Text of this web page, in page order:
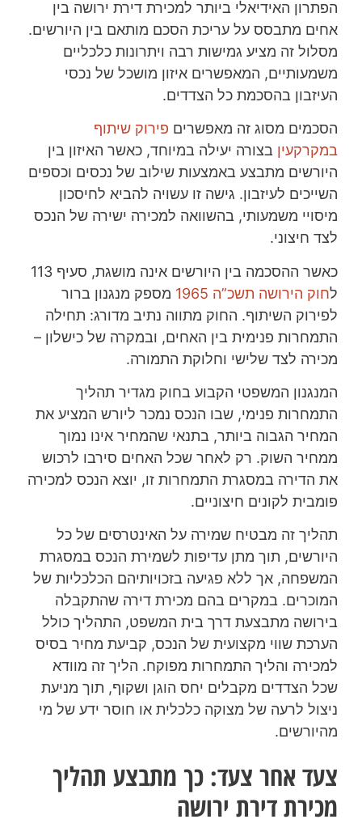
הפתרון האידיאלי ביותר למכירת דירת ירושה בין
אחים מתבסס על עריכת הסכם מותאם בין היורשים.
מסלול זה מציע גמישות רבה ויתרונות כלכליים
משמעותיים, המאפשרים איזון מושכל של נכסי
העיזבון בהסכמת כל הצדדים.
הסכמים מסוג זה מאפשרים פירוק שיתוף
במקרקעין בצורה יעילה במיוחד, כאשר האיזון בין
היורשים מתבצע באמצעות שילוב של נכסים וכספים
השייכים לעיזבון. גישה זו עשויה להביא לחיסכון
מיסויי משמעותי, בהשוואה למכירה ישירה של הנכס
לצד חיצוני.
כאשר ההסכמה בין היורשים אינה מושגת, סעיף 113
לחוק הירושה תשכ”ה 1965
מספק מנגנון ברור
לפירוק השיתוף. החוק מתווה נתיב מדורג: תחילה
התמחרות פנימית בין האחים, ובמקרה של כישלון –
מכירה לצד שלישי וחלוקת התמורה.
המנגנון המשפטי הקבוע בחוק מגדיר תהליך
התמחרות פנימי, שבו הנכס נמכר ליורש המציע את
המחיר הגבוה ביותר, בתנאי שהמחיר אינו נמוך
ממחיר השוק. רק לאחר שכל האחים סירבו לרכוש
את הדירה במסגרת התמחרות זו, יוצא הנכס למכירה
פומבית לקונים חיצוניים.
תהליך זה מבטיח שמירה על האינטרסים של כל
היורשים, תוך מתן עדיפות לשמירת הנכס במסגרת
המשפחה, אך ללא פגיעה בזכויותיהם הכלכליות של
המוכרים. במקרים בהם מכירת דירה שהתקבלה
בירושה מתבצעת דרך בית המשפט, התהליך כולל
הערכת שווי מקצועית של הנכס, קביעת מחיר בסיס
למכירה והליך התמחרות מפוקח. הליך זה מוודא
שכל הצדדים מקבלים יחס הוגן ושקוף, תוך מניעת
ניצול לרעה של מצוקה כלכלית או חוסר ידע של מי
מהיורשים.
צעד אחר צעד: כך מתבצע תהליך
מכירת דירת ירושה